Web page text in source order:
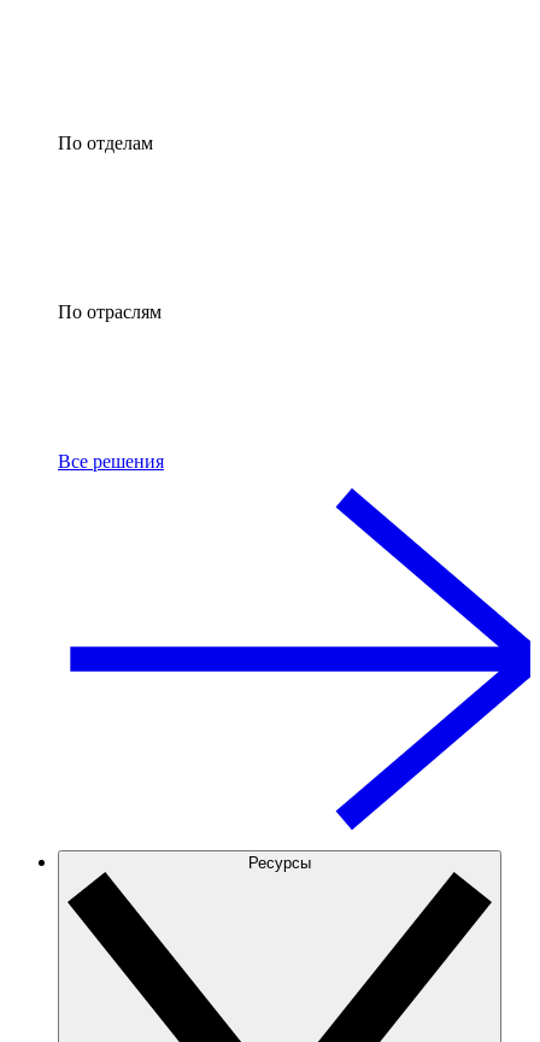
По отделам
По отраслям
Все решения
Ресурсы